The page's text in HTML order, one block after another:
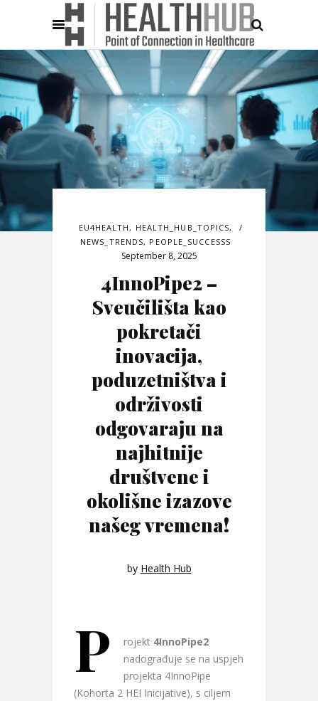
EU4HEALTH, HEALTH_HUB_TOPICS,
NEWS_TRENDS, PEOPLE_SUCCESSS
September 8, 2025
4InnoPipe2 –
Sveučilišta kao
pokretači
inovacija,
poduzetništva i
održivosti
odgovaraju na
najhitnije
društvene i
okolišne izazove
našeg vremena!
by Health Hub
P rojekt 4InnoPipe2
nadograđuje se na uspjeh
projekta 4InnoPipe
(Kohorta 2 HEI Inicijative), s ciljem